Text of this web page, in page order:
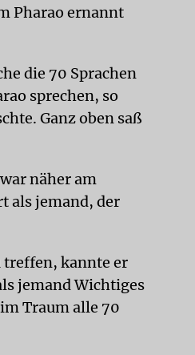
Pharao ernannt
die 70 Sprachen
sprechen, so
Ganz oben saß
näher am
als jemand, der
treffen, kannte er
jemand Wichtiges
Traum alle 70